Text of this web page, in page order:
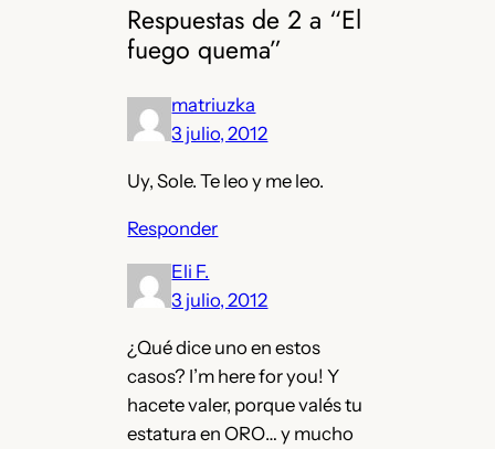
Respuestas de 2 a “El
fuego quema”
matriuzka
3 julio, 2012
Uy, Sole. Te leo y me leo.
Responder
Eli F.
3 julio, 2012
¿Qué dice uno en estos
casos? I’m here for you! Y
hacete valer, porque valés tu
estatura en ORO… y mucho